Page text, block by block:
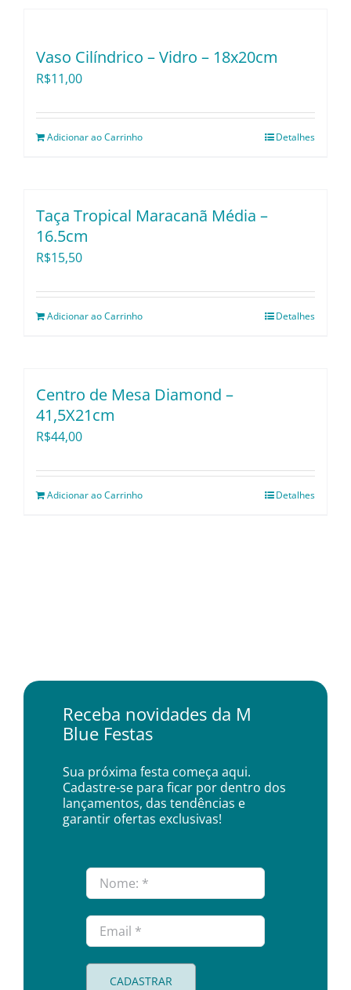
Travessas e Bandejas
Utensílios e Diversos
Vaso Cilíndrico – Vidro – 18x20cm
R$11,00
Adicionar ao Carrinho Detalhes
Taça Tropical Maracanã Média –
16.5cm
R$15,50
Adicionar ao Carrinho Detalhes
Centro de Mesa Diamond –
41,5X21cm
R$44,00
Adicionar ao Carrinho Detalhes
Receba novidades da M
Blue Festas
Sua próxima festa começa aqui.
Cadastre-se para ficar por dentro dos
lançamentos, das tendências e
garantir ofertas exclusivas!
CADASTRAR